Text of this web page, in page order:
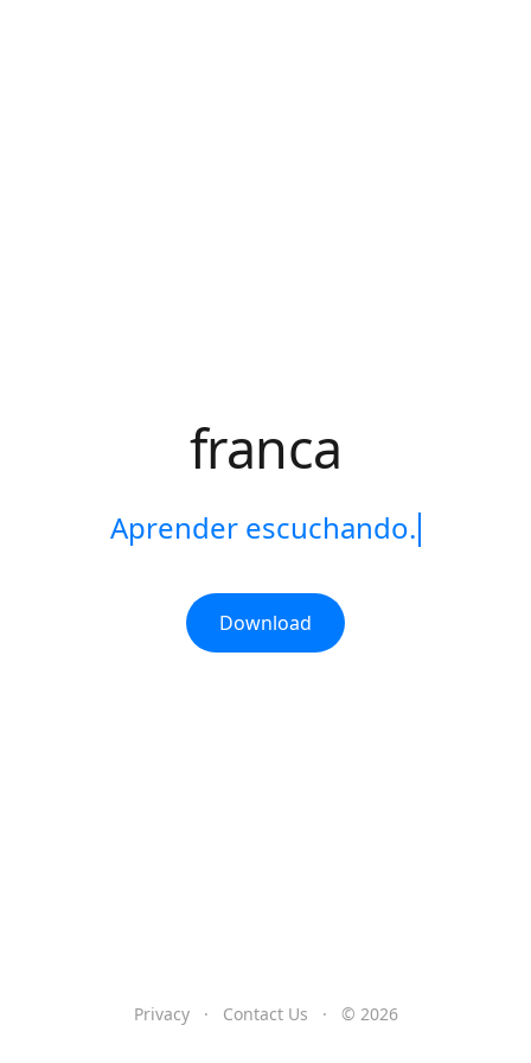
franca
Aprender escuchando.
Download
Privacy · Contact Us · © 2026